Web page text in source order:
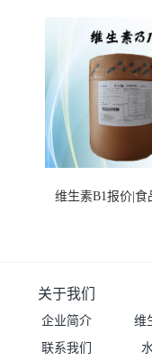
维生素B1报价|食
关于我们
企业简介
联系我们
维